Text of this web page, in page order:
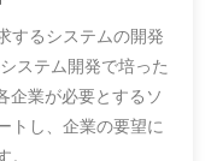
するシステムの開発
ステム開発で培った
企業が必要とするソ
トし、企業の要望に